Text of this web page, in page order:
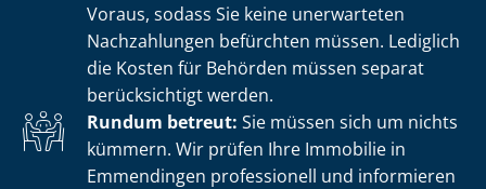
Voraus, sodass Sie keine unerwarteten
Nachzahlungen befürchten müssen. Lediglich
die Kosten für Behörden müssen separat
berücksichtigt werden.
Rundum betreut: Sie müssen sich um nichts
kümmern. Wir prüfen Ihre Immobilie in
Emmendingen professionell und informieren